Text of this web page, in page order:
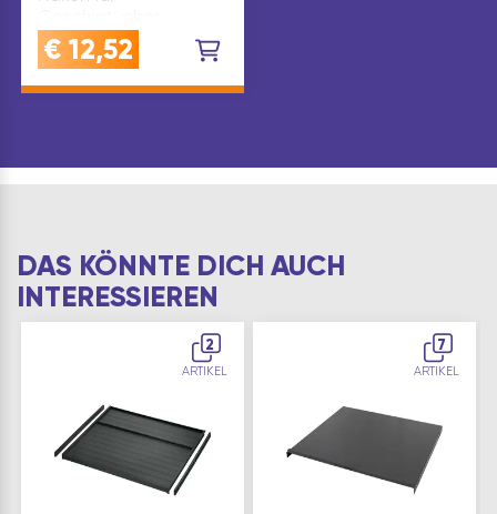
Schlüssel oder
Schmuck
(Wa…
€ 12,52
DAS KÖNNTE DICH AUCH
INTERESSIEREN
2
ARTIKEL
7
ARTIKEL